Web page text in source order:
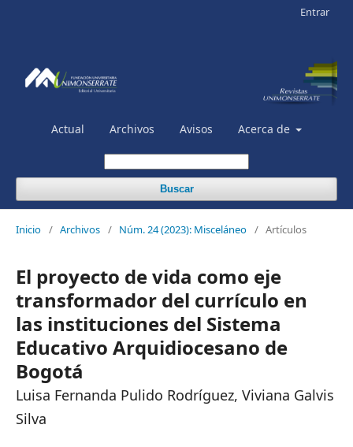
Actual Archivos Avisos Acerca de
Buscar
Entrar
Inicio / Archivos / Núm. 24 (2023): Misceláneo / Artículos
El proyecto de vida como eje
transformador del currículo en
las instituciones del Sistema
Educativo Arquidiocesano de
Bogotá
Luisa Fernanda Pulido Rodríguez, Viviana Galvis
Silva